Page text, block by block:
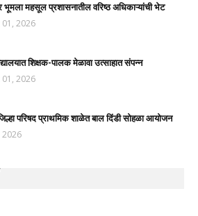
महसूल प्रशासनातील वरिष्ठ अधिकाऱ्यांची भेट
2026
शिक्षक-पालक मेळावा उत्साहात संपन्न
2026
परिषद प्राथमिक शाळेत बाल दिंडी सोहळा आयोजन
2026